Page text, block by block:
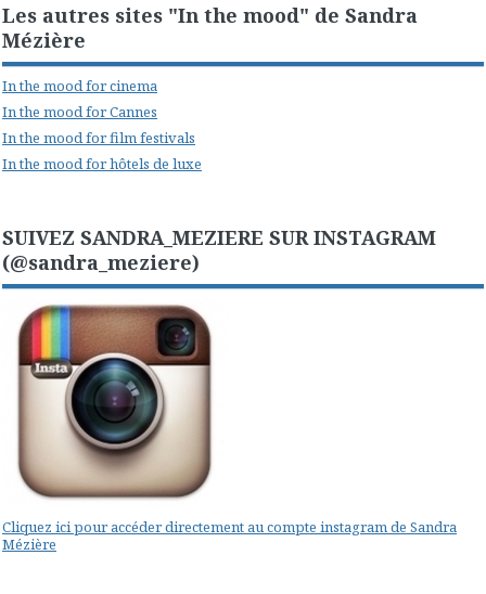
Les autres sites "In the mood" de Sandra
Mézière
In the mood for cinema
In the mood for Cannes
In the mood for film festivals
In the mood for hôtels de luxe
SUIVEZ SANDRA_MEZIERE SUR INSTAGRAM
(@sandra_meziere)
Cliquez ici pour accéder directement au compte instagram de Sandra
Mézière